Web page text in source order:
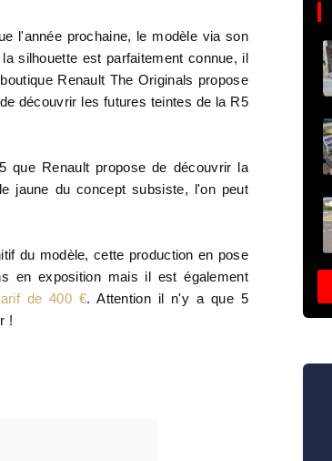
l'année prochaine, le modèle via son
silhouette est parfaitement connue, il
Renault The Originals propose
découvrir les futures teintes de la R5
que Renault propose de découvrir la
jaune du concept subsiste, l'on peut
du modèle, cette production en pose
en exposition mais il est également
de 400 €. Attention il n'y a que 5
!